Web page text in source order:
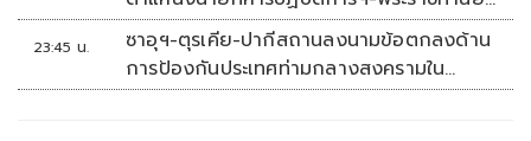
'พลตรี'
23:45 น.
ซาอุฯ-ตุรเคีย-ปากีสถานลงนามข้อตกลงด้าน
การป้องกันประเทศท่ามกลางสงครามใน
ภูมิภาค